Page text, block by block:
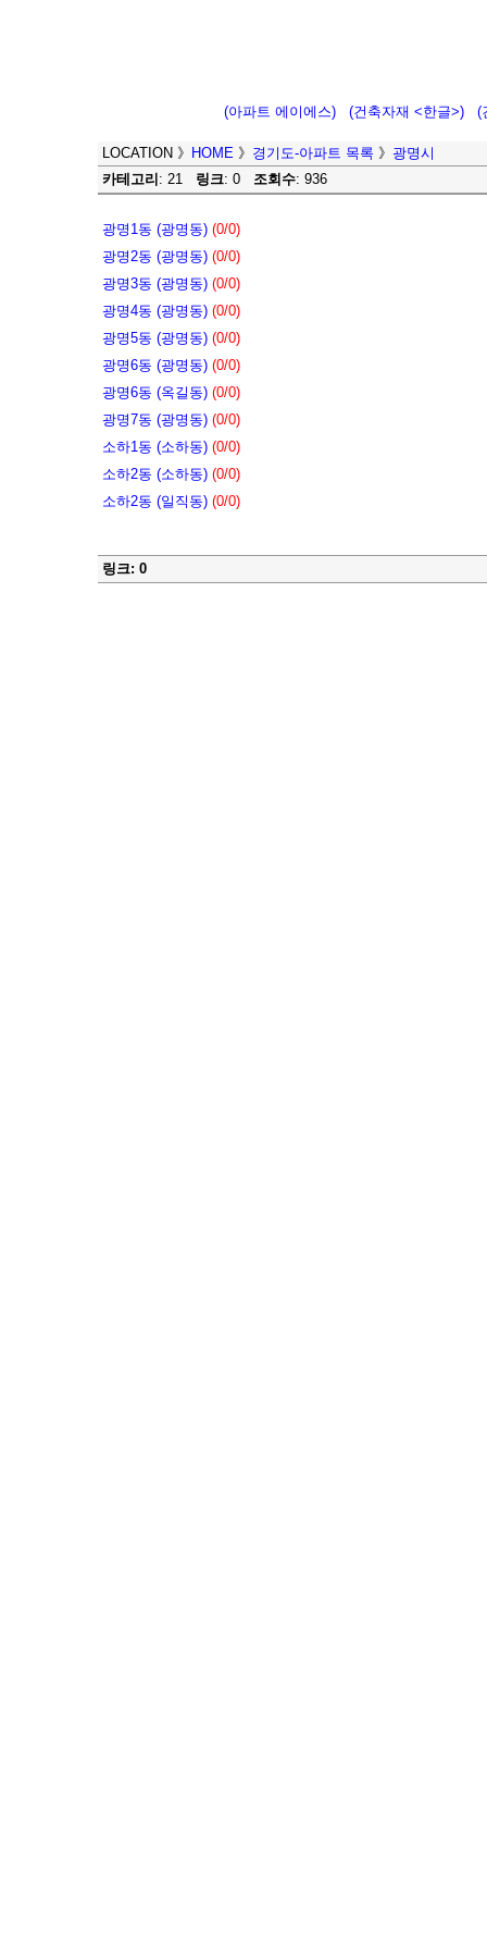
(아파트 에이에스) (건축자재 <한글>) (
LOCATION 》 HOME 》 경기도-아파트 목록 》 광명시
카테고리 : 21 링크: 0 조회수: 936
광명1동 (광명동) (0/0)
광명2동 (광명동) (0/0)
광명3동 (광명동) (0/0)
광명4동 (광명동) (0/0)
광명5동 (광명동) (0/0)
광명6동 (광명동) (0/0)
광명6동 (옥길동) (0/0)
광명7동 (광명동) (0/0)
소하1동 (소하동) (0/0)
소하2동 (소하동) (0/0)
소하2동 (일직동) (0/0)
링크: 0